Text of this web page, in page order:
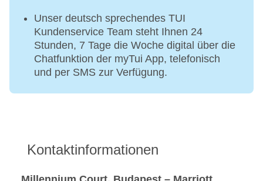
Unser deutsch sprechendes TUI
Kundenservice Team steht Ihnen 24
Stunden, 7 Tage die Woche digital über die
Chatfunktion der myTui App, telefonisch
und per SMS zur Verfügung.
Kontaktinformationen